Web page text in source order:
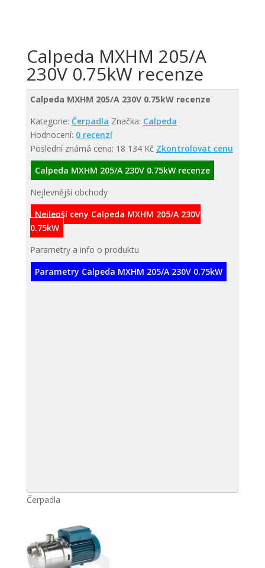
Calpeda MXHM 205/A
230V 0.75kW recenze
Calpeda MXHM 205/A 230V 0.75kW recenze
Kategorie: Čerpadla Značka: Calpeda
Hodnocení: 0 recenzí
Poslední známá cena: 18 134 Kč Zkontrolovat cenu
Calpeda MXHM 205/A 230V 0.75kW recenze
Nejlevnější obchody
Nejlepší ceny Calpeda MXHM 205/A 230V
0.75kW
Parametry a info o produktu
Parametry Calpeda MXHM 205/A 230V 0.75kW
Čerpadla